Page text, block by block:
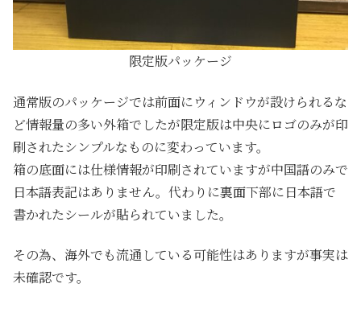
限定版パッケージ
通常版のパッケージでは前面にウィンドウが設けられるな
ど情報量の多い外箱でしたが限定版は中央にロゴのみが印
刷されたシンプルなものに変わっています。
箱の底面には仕様情報が印刷されていますが中国語のみで
日本語表記はありません。代わりに裏面下部に日本語で
書かれたシールが貼られていました。
その為、海外でも流通している可能性はありますが事実は
未確認です。